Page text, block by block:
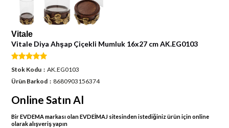
Vitale
Vitale Diya Ahşap Çiçekli Mumluk 16x27 cm AK.EG0103
Stok Kodu
AK.EG0103
Ürün Barkod
8680903156374
Online Satın Al
Bir EVDEMA markası olan EVDEİMAJ sitesinden istediğiniz ürün için online
olarak alışveriş yapın